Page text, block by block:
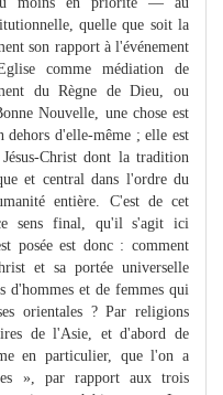
quelle que soit la
son rapport à l'événement
comme médiation de
du Règne de Dieu, ou
Nouvelle, une chose est
dehors d'elle-même ; elle est
Christ dont la tradition
et central dans l'ordre du
entière. C'est de cet
sens final, qu'il s'agit ici
posée est donc : comment
et sa portée universelle
d'hommes et de femmes qui
orientales ? Par religions
de l'Asie, et d'abord de
en particulier, que l'on a
», par rapport aux trois